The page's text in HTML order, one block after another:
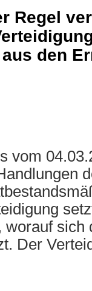
Regel
den
vom
sich
Der